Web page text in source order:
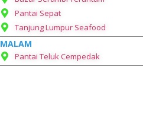
Pantai Sepat
Tanjung Lumpur Seafood
MALAM
Pantai Teluk Cempedak